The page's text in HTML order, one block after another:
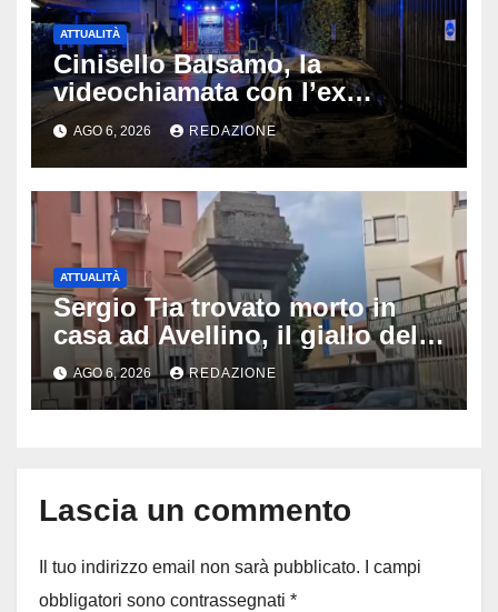
ATTUALITÀ
Cinisello Balsamo, la
videochiamata con l’ex
fidanzata e il dramma: 35enne
lotta tra la vita e la morte
AGO 6, 2026 REDAZIONE
ATTUALITÀ
Sergio Tia trovato morto in
casa ad Avellino, il giallo della
porta socchiusa: disposta
l’autopsia
AGO 6, 2026 REDAZIONE
Lascia un commento
Il tuo indirizzo email non sarà pubblicato.
I campi
obbligatori sono contrassegnati *